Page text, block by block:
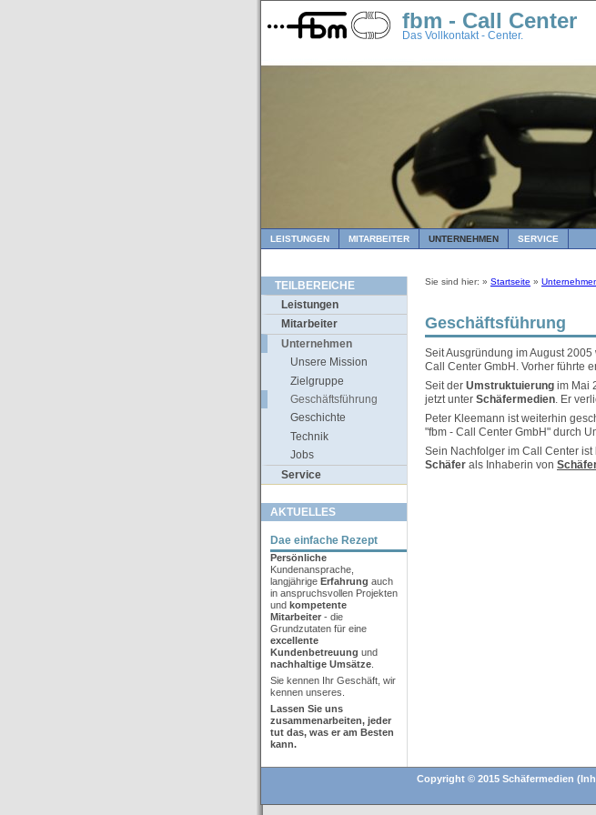
fbm - Call Center
Das Vollkontakt - Center.
LEISTUNGEN MITARBEITER UNTERNEHMEN SERVICE
TEILBEREICHE
Leistungen
Mitarbeiter
Unternehmen
Unsere Mission
Zielgruppe
Geschäftsführung
Geschichte
Technik
Jobs
Service
AKTUELLES
Dae einfache Rezept
Persönliche
Kundenansprache,
langjährige Erfahrung auch
in anspruchsvollen Projekten
und kompetente
Mitarbeiter - die
Grundzutaten für eine
excellente
Kundenbetreuung und
nachhaltige Umsätze
Sie kennen Ihr Geschäft, wir
kennen unseres.
Lassen Sie uns
zusammenarbeiten, jeder
tut das, was er am Besten
kann.
Sie sind hier: » Startseite »
Geschäftsführung
Seit Ausgründung im August 2005
Call Center GmbH. Vorher führte
Seit der Umstruktuierung im Mai
jetzt unter Schäfermedien. Er
Peter Kleemann ist weiterhin
"fbm - Call Center GmbH" durch
Sein Nachfolger im Call Center ist
Schäfer als Inhaberin von
Copyright © 2015 Schäfermedien